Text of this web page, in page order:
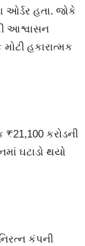
ઓર્ડર હતા. જોકે
આશ્વાસન
હકારાત્મક
કરોડની
ઘટાડો થયો
કંપની